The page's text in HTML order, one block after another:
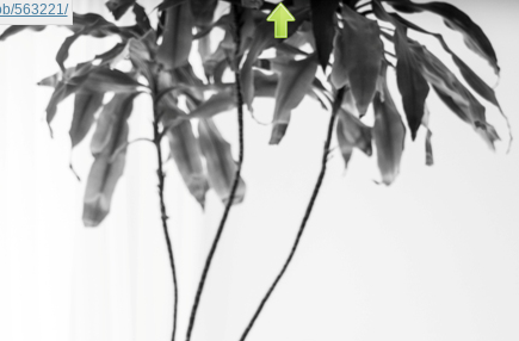
563221/